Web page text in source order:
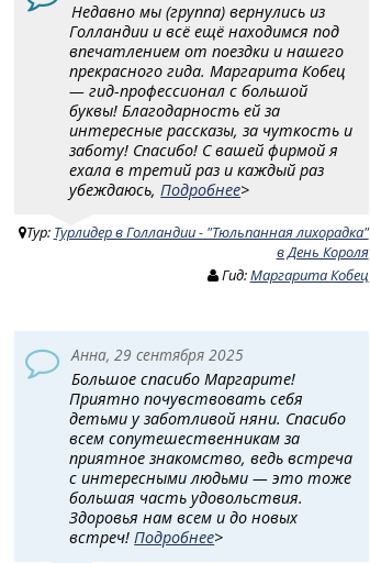
Недавно мы (группа) вернулись из
Голландии и всё ещё находимся под
впечатлением от поездки и нашего
прекрасного гида. Маргарита Кобец
— гид-профессионал с большой
буквы! Благодарность ей за
интересные рассказы, за чуткость и
заботу! Спасибо! С вашей фирмой я
ехала в третий раз и каждый раз
убеждаюсь,Подробнее>
Тур: Турлидер в Голландии - "Тюльпанная лихорадка"
в День Короля
Гид:Маргарита Кобец
Анна, 29 сентября 2025
Большое спасибо Маргарите!
Приятно почувствовать себя
детьми у заботливой няни. Спасибо
всем сопутешественникам за
приятное знакомство, ведь встреча
с интересными людьми — это тоже
большая часть удовольствия.
Здоровья нам всем и до новых
встреч! Подробнее>